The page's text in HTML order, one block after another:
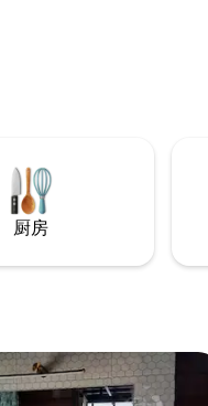
厨房